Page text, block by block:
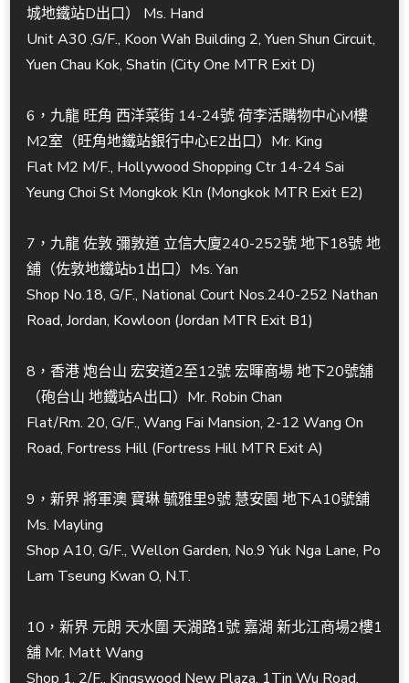
城地鐵站D出口） Ms. Hand
Unit A30 ,G/F., Koon Wah Building 2, Yuen Shun Circuit,
Yuen Chau Kok, Shatin (City One MTR Exit D)
6，九龍 旺角 西洋菜街 14-24號 荷李活購物中心M樓
M2室（旺角地鐵站銀行中心E2出口）Mr. King
Flat M2 M/F., Hollywood Shopping Ctr 14-24 Sai
Yeung Choi St Mongkok Kln (Mongkok MTR Exit E2)
7，九龍 佐敦 彌敦道 立信大廈240-252號 地下18號 地
舖（佐敦地鐵站b1出口）Ms. Yan
Shop No.18, G/F., National Court Nos.240-252 Nathan
Road, Jordan, Kowloon (Jordan MTR Exit B1)
8，香港 炮台山 宏安道2至12號 宏暉商場 地下20號舖
（砲台山 地鐵站A出口）Mr. Robin Chan
Flat/Rm. 20, G/F., Wang Fai Mansion, 2-12 Wang On
Road, Fortress Hill (Fortress Hill MTR Exit A)
9，新界 將軍澳 寶琳 毓雅里9號 慧安園 地下A10號舖
Ms. Mayling
Shop A10, G/F., Wellon Garden, No.9 Yuk Nga Lane, Po
Lam Tseung Kwan O, N.T.
10，新界 元朗 天水圍 天湖路1號 嘉湖 新北江商場2樓1
舖 Mr. Matt Wang
Shop 1, 2/F., Kingswood New Plaza, 1Tin Wu Road,